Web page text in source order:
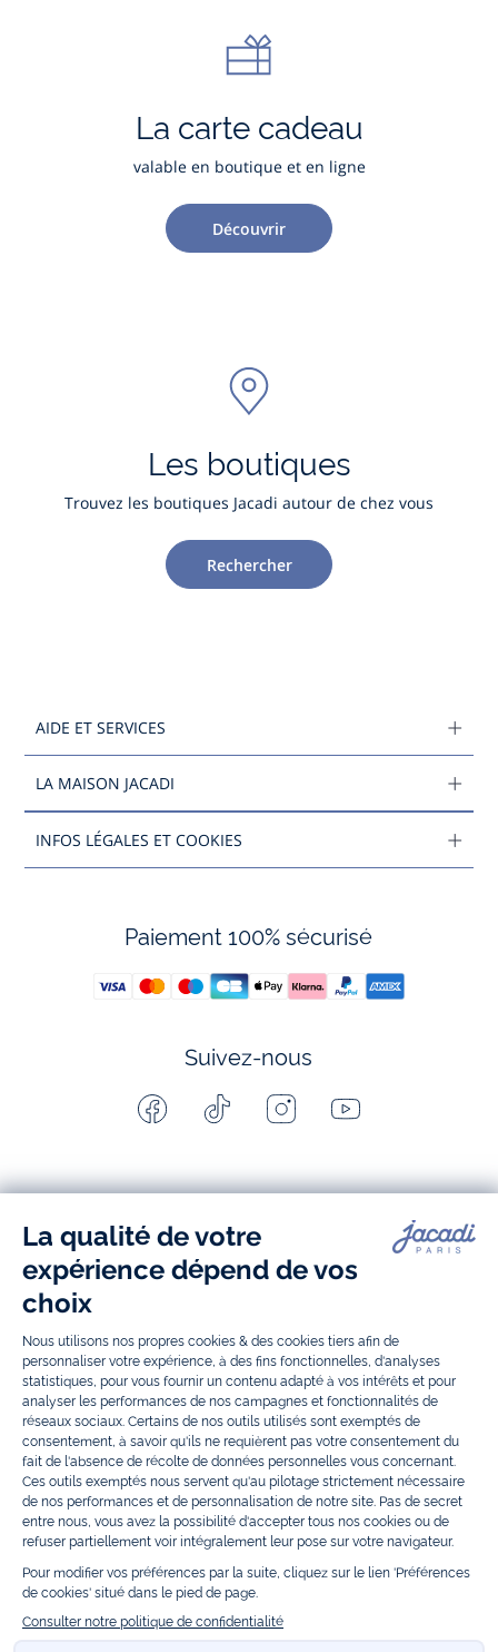
La carte cadeau
valable en boutique et en ligne
Découvrir
Les boutiques
Trouvez les boutiques Jacadi autour de chez vous
Rechercher
AIDE ET SERVICES
LA MAISON JACADI
INFOS LÉGALES ET COOKIES
Paiement 100% sécurisé
Suivez-nous
Facebook
Paris
Tiktok
Paris
Instagram
Paris
Youtube
Paris
vêtements etchaussures
, à la fois élégants et intemporels. Retrouvez,
entre autres, nos collections de body, blouse et combinaison pour les
nouveaux-nés
, de t-shirt, pull et short pour les
et de pantalons,
chaussettes et accessoires pour les enfantsde 1 mois à 12 ans.
Découvrez nos collections mode et tendance pour filles et garçons.
Grâce àJacadi Seconde Vie
trouvez des idéescadeaux de Noël. Un heureux événement est arrivé ?
Retrouvez nos idéescadeaux de naissance, ainsi que lemobilier
Bénéficiez également de prix réduits avec nos collections spéciales de
vêtements enfants en soldeset de notrecollection Outlettoute l’année.
Guettez lespromotions Prix Doux, une opération spéciale Jacadi avec
des vêtements enfant à prix tout ronds. Adhérez au programme de
Fidélité Jacadi afin de profiter desventes privées. Retrouvez la collection
Les Essentielset ses vêtements emblématiques aux couleurs de la
marque, la collectionReflexaux vêtements originaux et ludiques avec
des détails réfléchissants, la collectionSport Chicaussi innovante
qu'élégante, ainsi que les Petits tricotspour compléter le vestiaire de
bébé. Pour passer l’automne et l’hiver au chaud, Jacadi vous propose une
lesJolis Jours, c’est l’occasion de retrouver la nouvelle collection Jacadi
bébé et enfant à prix doux. Un mariage, un baptême, une communion de
prévue ? Trouvez unetenue de cérémonie
les sacsTohana, confectionnés en partenariat avec l'Association